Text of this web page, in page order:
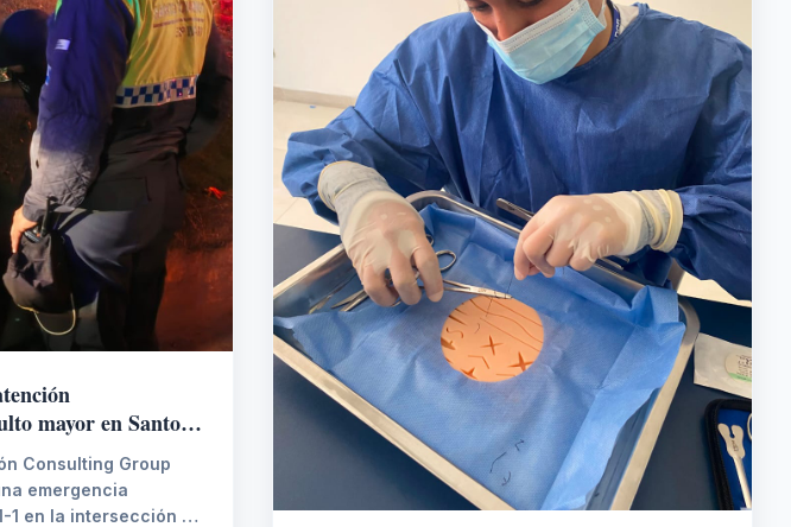
mayor en Santo
Consulting Group
emergencia
1 en la intersección de